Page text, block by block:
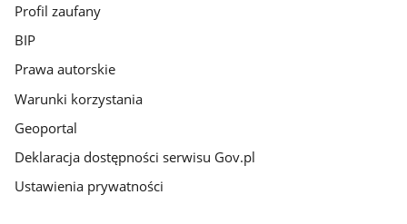
Profil zaufany
BIP
Prawa autorskie
Warunki korzystania
Geoportal
Deklaracja dostępności serwisu Gov.pl
Ustawienia prywatności